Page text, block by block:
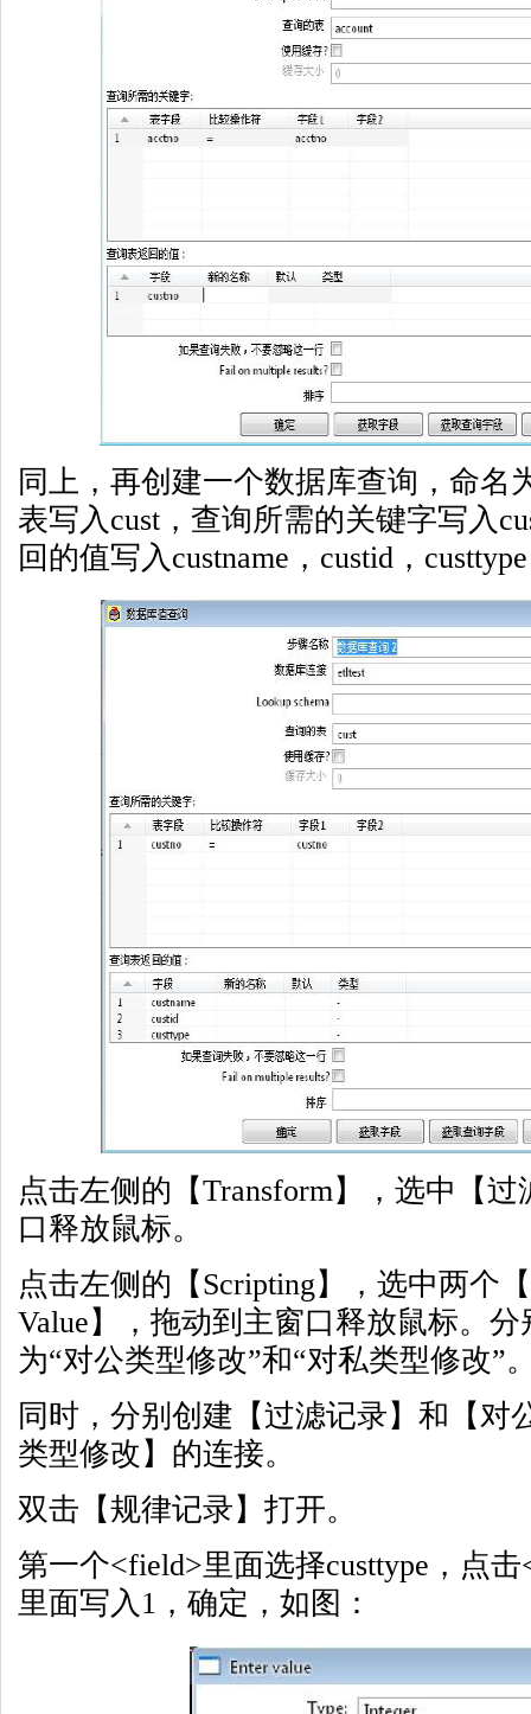
同上，再创建一个数据库查询，命名
表写入cust，查询所需的关键字写入
回的值写入custname，custid，
点击左侧的【Transform】，选中【
口释放鼠标。
点击左侧的【Scripting】，选中两个
Value】，拖动到主窗口释放鼠标。
为“对公类型修改”和“对私类型修改”
同时，分别创建【过滤记录】和【对
类型修改】的连接。
双击【规律记录】打开。
第一个<field>里面选择custtype，点击
里面写入1，确定，如图：